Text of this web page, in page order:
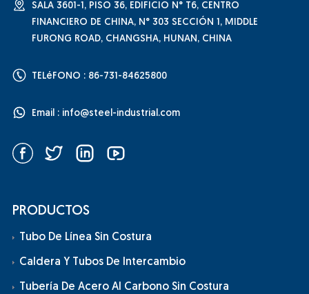
SALA 3601-1, PISO 36, EDIFICIO N° T6, CENTRO
FINANCIERO DE CHINA, N° 303 SECCIÓN 1, MIDDLE
FURONG ROAD, CHANGSHA, HUNAN, CHINA
TELéFONO : 86-731-84625800
Email : info@steel-industrial.com
PRODUCTOS
Tubo De Línea Sin Costura
Caldera Y Tubos De Intercambio
Tubería De Acero Al Carbono Sin Costura